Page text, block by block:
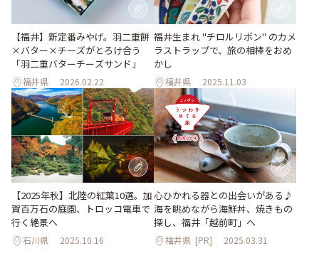
【福井】新定番みやげ。羽二重餅
×バター×チーズがとろけ合う
「羽二重バターチーズサンド」
福井県 2026.02.22
福井生まれ "チロルリボン" のカメ
ラストラップで、旅の相棒をおめ
かし
福井県 2025.11.03
【2025年秋】北陸の紅葉10選。加
賀百万石の庭園、トロッコ電車で
行く絶景へ
石川県 2025.10.16
心ひかれる器との出会いがある♪
海を眺めながら海鮮丼、焼きもの
探し、福井「越前町」へ
福井県 [PR] 2025.03.31